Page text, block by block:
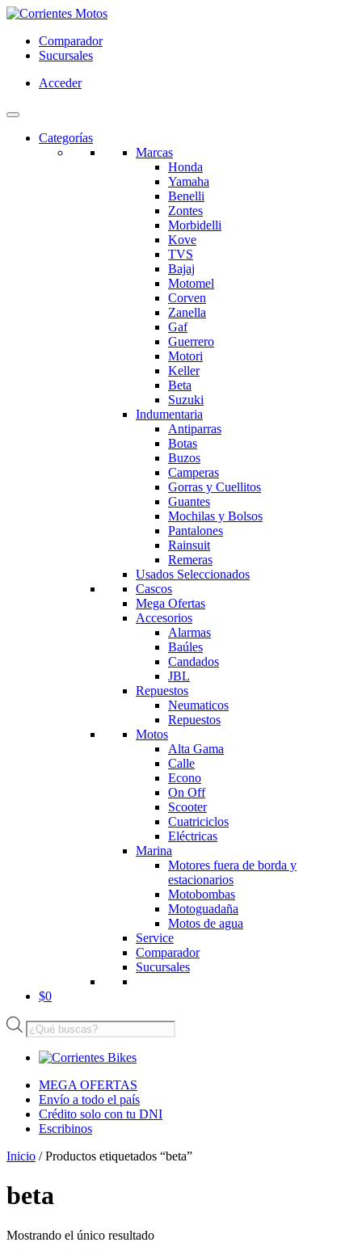
Comparador
Sucursales
Acceder
Categorías
Marcas
Honda
Yamaha
Benelli
Zontes
Morbidelli
Kove
TVS
Bajaj
Motomel
Corven
Zanella
Gaf
Guerrero
Motori
Keller
Beta
Suzuki
Indumentaria
Antiparras
Botas
Buzos
Camperas
Gorras y Cuellitos
Guantes
Mochilas y Bolsos
Pantalones
Rainsuit
Remeras
Usados Seleccionados
Cascos
Mega Ofertas
Accesorios
Alarmas
Baúles
Candados
JBL
Repuestos
Neumaticos
Repuestos
Motos
Alta Gama
Calle
Econo
On Off
Scooter
Cuatriciclos
Eléctricas
Marina
Motores fuera de borda y
estacionarios
Motobombas
Motoguadaña
Motos de agua
Service
Comparador
Sucursales
$0
Búsqueda
de
productos
MEGA OFERTAS
Envío a todo el país
Crédito solo con tu DNI
Escribinos
Inicio / Productos etiquetados “beta”
beta
Mostrando el único resultado